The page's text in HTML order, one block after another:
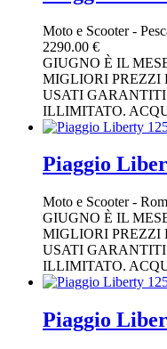
Moto e Scooter-
2290.00 €
GIUGNO È IL
MIGLIORI PREZZI
USATI
ILLIMITATO.
Piaggio
Moto e Scooter-
GIUGNO È IL
MIGLIORI PREZZI
USATI
ILLIMITATO.
Piaggio